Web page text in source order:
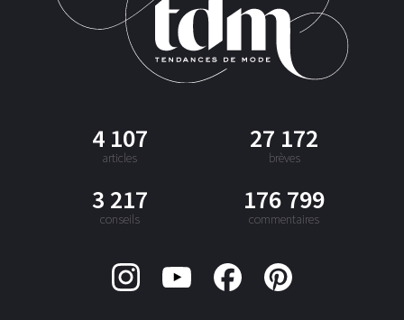
4 107
articles
27 172
brèves
3 217
conseils
176 799
commentaires